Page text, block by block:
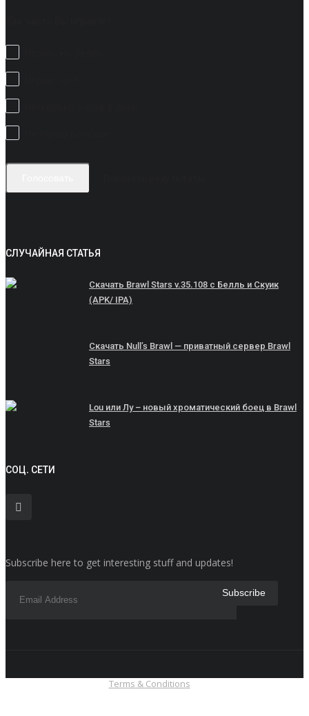
СЛУЧАЙНАЯ СТАТЬЯ
Скачать Brawl Stars v.35.108 с Белль и Скуик
(APK/ IPA)
Скачать Null’s Brawl — приватный сервер Brawl
Stars
Lou или Лу – новый хроматический боец в Brawl
Stars
СОЦ. СЕТИ
Subscribe here to get interesting stuff and updates!
Terms & Conditions